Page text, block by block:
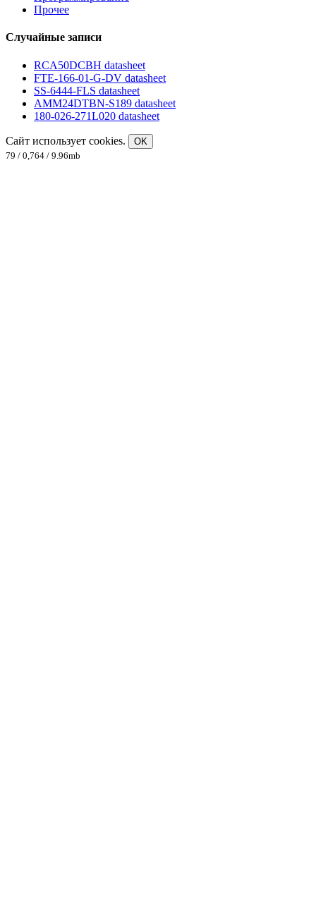
Прочее
Случайные записи
RCA50DCBH datasheet
FTE-166-01-G-DV datasheet
SS-6444-FLS datasheet
AMM24DTBN-S189 datasheet
180-026-271L020 datasheet
Сайт использует cookies.
OK
79 / 0,764 / 9.96mb